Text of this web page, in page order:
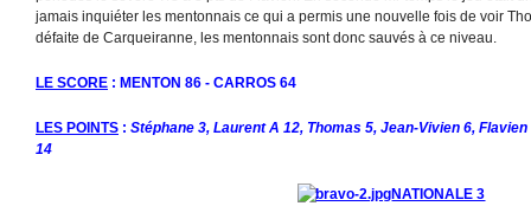
jamais inquiéter les mentonnais ce qui a permis une nouvelle fois de voir
défaite de Carqueiranne, les mentonnais sont donc sauvés à ce niveau.
LE SCORE : MENTON 86 - CARROS 64
LES POINTS : Stéphane 3, Laurent A 12, Thomas 5, Jean-Vivien 6,
14
NATIONALE 3